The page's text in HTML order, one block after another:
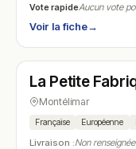
Vote rapideAucun vote
Voir la fiche→
N° 12
La Petite
Montélimar
Française Européenne
Livraison :Non renseignée